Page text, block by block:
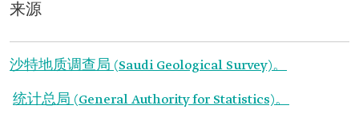
来源
沙特地质调查局 (Saudi Geological Survey)。
统计总局 (General Authority for Statistics)。